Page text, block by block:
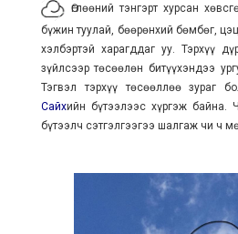
Өглөөний тэнгэрт хурсан
бүжин туулай, бөөрөнхий бөмбөг,
хэлбэртэй харагддаг уу. Тэрхүү
зүйлсээр төсөөлөн битүүхэндээ
Тэгвэл тэрхүү төсөөллөө зураг
Сайхийн бүтээлээс хүргэж байна.
бүтээлч сэтгэлгээгээ шалгаж чи ч